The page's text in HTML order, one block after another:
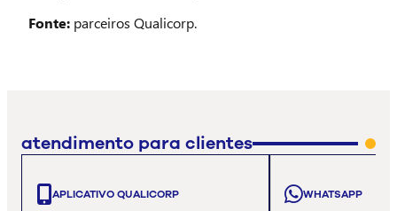
Fonte: parceiros Qualicorp.
atendimento para clientes
APLICATIVO QUALICORP WHATSAPP